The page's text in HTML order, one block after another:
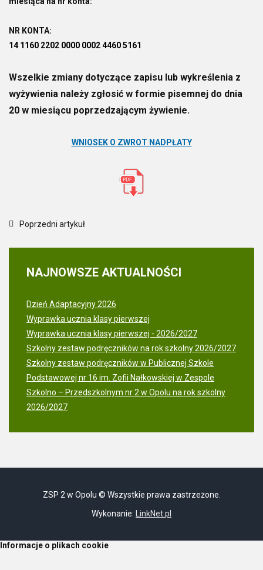
NR KONTA:
14 1160 2202 0000 0002 4460 5161
Wszelkie zmiany dotyczące zapisu lub wykreślenia z
wyżywienia należy zgłosić w formie pisemnej do dnia
20 w miesiącu poprzedzającym żywienie.
WNIOSEK O ZWROT NADPŁATY
Poprzedni artykuł
NAJNOWSZE AKTUALNOŚCI
Dzień Adaptacyjny 2026
Wyprawka ucznia klasy pierwszej
Wyprawka ucznia klasy pierwszej - 2026/2027
Szkolny zestaw podręczników na rok szkolny 2026/2027
Szkolny zestaw podręczników w Publicznej Szkole
Podstawowej nr 16 im. Zofii Nałkowskiej w Zespole
Szkolno – Przedszkolnym nr 2 w Opolu na rok szkolny
2026/2027
ZSP 2 w Opolu © Wszystkie prawa zastrzeżone.
Wykonanie: LinkNet.pl
Informacje o plikach cookie